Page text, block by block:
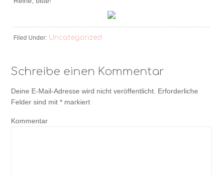
Filed Under: Uncategorized
Schreibe einen Kommentar
Deine E-Mail-Adresse wird nicht veröffentlicht. Erforderliche
Felder sind mit* markiert
Kommentar